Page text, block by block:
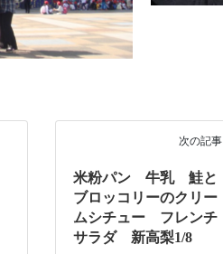
次の記事
米粉パン 牛乳 鮭と
ブロッコリーのクリー
ムシチュー フレンチ
サラダ 新高梨1/8